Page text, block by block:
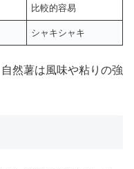
比較的容易
シャキシャキ
然薯は風味や粘りの強